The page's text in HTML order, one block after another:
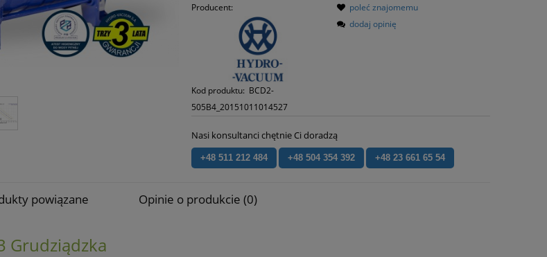
Producent:
Kod produktu: BCD2-
505B4_20151011014527
poleć znajomemu
dodaj opinię
Nasi konsultanci chętnie Ci doradzą
+48 511 212 484 +48 504 354 392 +48 23 661 65 54
powiązane Opinie o produkcie (0)
Grudziądzka